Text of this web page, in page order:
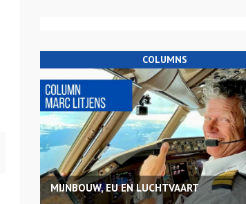
COLUMNS
MIJNBOUW, EU EN LUCHTVAART